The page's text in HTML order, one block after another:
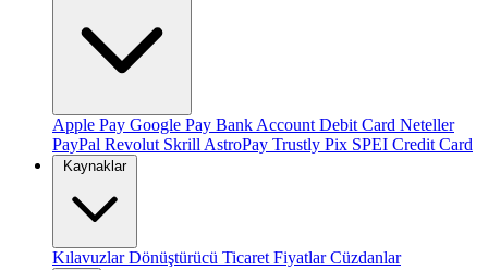
Apple Pay Google Pay Bank Account Debit Card Neteller
PayPal Revolut Skrill AstroPay Trustly Pix SPEI Credit Card
Kaynaklar
KılavuzlarDönüştürücü Ticaret FiyatlarCüzdanlar